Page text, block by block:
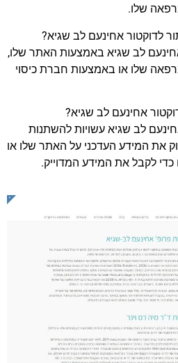
שלו.
לב שגיא באמצעות האתר שלו,
שלו או באמצעות חברת כיסוי
לב שגיא עשויות להשתנות
את המידע העדכני על האתר שלו או
לקבל את המידע המדוייק.